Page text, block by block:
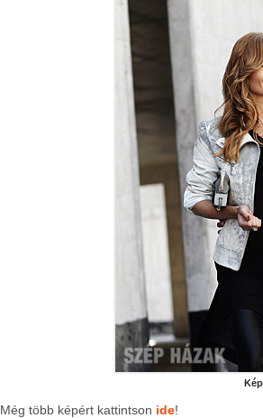
Még több képért kattintson ide!